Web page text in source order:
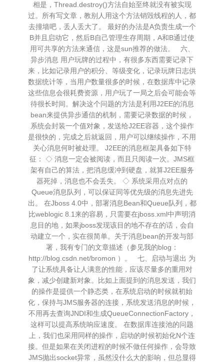
相是，Thread.destroy()方法自始至终就没有被实现
过。所有写文章，教别人用这个方法销毁线程的人，都
去撞墙吧，丢人丢大了。 最好的办法是A负责生成一个
B并且启动它，然后B自己管理生存周期，A和B通过使
用可共享的方法来通信，这是sun推荐的做法。 六、
异步消息 用户玩牌的过程中，有很多东西需要记录下
来，比如记录用户的积分、等级变化，记录玩牌日志供
数据统计等，当用户数量很多的时候，在数据库中记录
这些信息会很耗费资源，用户玩了一局之后会可能会等
待很长时间。解决这个问题的方法是利用J2EE的消息
bean来提供异步通信的机制，需要记录数据的时候，
系统会封装一个值对象，发送给J2EE容器，这个操作
是很快的，完成之后就返回，用户可以继续操作，不用
关心消息何时被处理。 J2EE的消息框架具备如下特
征： ◇ 消息一定会被阅读，而且只阅读一次。JMS框
架有自己的算法，把消息缓冲到硬盘，就算J2EE服务
器死掉，消息也不会丢失。 ◇ 系统采用点对点的
Queue消息队列，可以保证同等优先级的消息先进先
出。 在Jboss 4.0中，部署消息Bean和Queue队列，都
比weblogic 8.1来的容易，只需要在jboss.xml中声明消
息目的地，如果jboss发现该目的地不存在的话，会自
动建立一个，实在很简单。关于消息bean的开发与部
署，我有专门的文章描述（参见我的blog：
http://blog.csdn.net/bromon ）。 七、启动与退出 为
了让系统具备让人满意的性能，应该尽量多的重用对
象，减少创建新对象。比如上面提到的消息发送，我们
的操作是提供一个静态类，在系统启动的时候就初始
化，保持与JMS服务器的连接，系统发送消息的时候，
不用再去查询JNDI和生成QueueConnectionFactory，
这样可以提高系统响应速度。 在数据库连接池的问题
上，我们也采用同样的操作，启动的时候初始化N个连
接。但是如果在关闭进程的时候不做任何操作，会导致
JMS抛出socket异常，虽然没什么大的影响，但总显得